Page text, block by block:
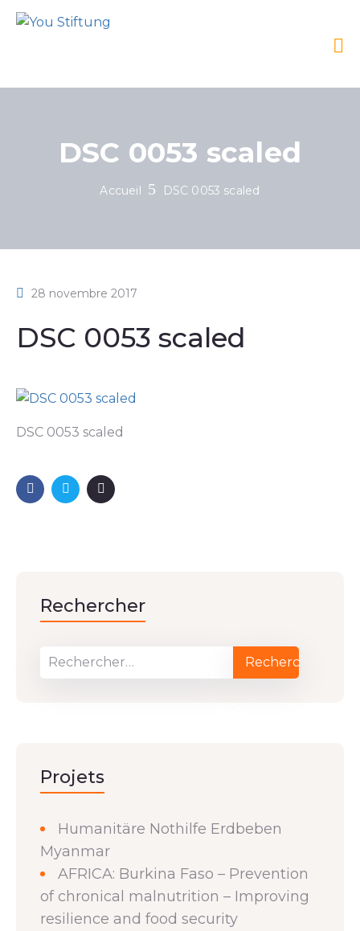
DSC 0053 scaled
Accueil DSC 0053 scaled
28 novembre 2017
DSC 0053 scaled
DSC 0053 scaled
Rechercher
Projets
Humanitäre Nothilfe Erdbeben
Myanmar
AFRICA: Burkina Faso – Prevention
of chronical malnutrition – Improving
resilience and food security